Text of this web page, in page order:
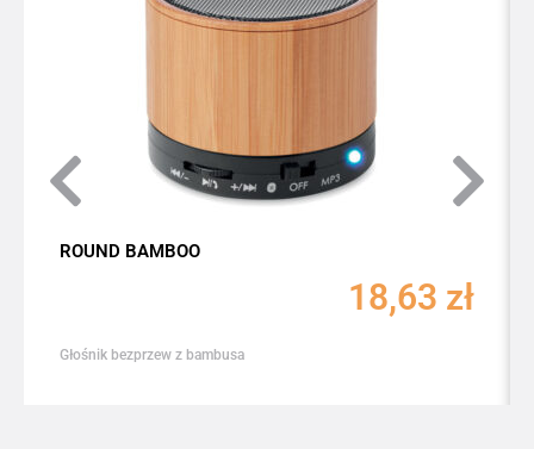
ROUND BAMBOO
18,63 zł
Głośnik bezprzew z bambusa